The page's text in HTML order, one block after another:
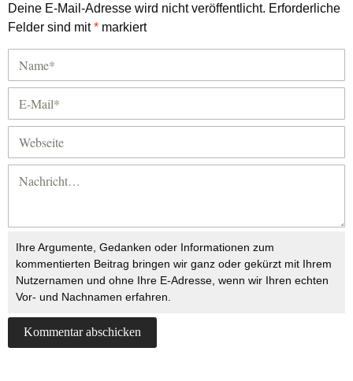
Deine E-Mail-Adresse wird nicht veröffentlicht. Erforderliche
Felder sind mit* markiert
Ihre Argumente, Gedanken oder Informationen zum
kommentierten Beitrag bringen wir ganz oder gekürzt mit Ihrem
Nutzernamen und ohne Ihre E-Adresse, wenn wir Ihren echten
Vor- und Nachnamen erfahren.